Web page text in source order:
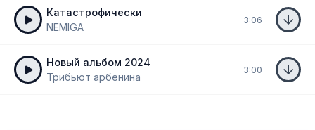
Катастрофически
NEMIGA
3:06
Новый альбом 2024
Трибьют арбенина
3:00